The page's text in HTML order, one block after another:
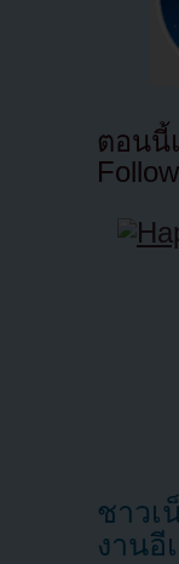
ตอนนี้
ชาวเ
งานอี